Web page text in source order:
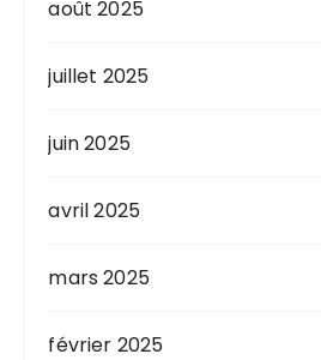
août 2025
juillet 2025
juin 2025
avril 2025
mars 2025
février 2025